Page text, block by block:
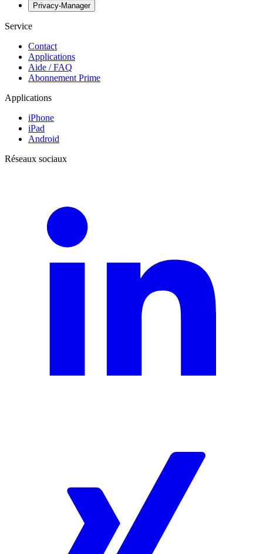
Privacy-Manager
Service
Contact
Applications
Aide / FAQ
Abonnement Prime
Applications
iPhone
iPad
Android
Réseaux sociaux